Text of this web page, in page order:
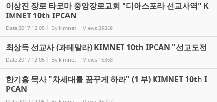
이상진 장로 타코마 중앙장로교회 "디아스포라 선교사역" K
IMNET 10th IPCAN
Date2017.12.05 By kimnet Views29268
최상득 선교사 (과테말라) KIMNET 10th IPCAN "선교도전
Date2017.12.05 By kimnet Views 16368
한기홍 목사 "차세대를 꿈꾸게 하라" (1 부) KIMNET 10th I
PCAN